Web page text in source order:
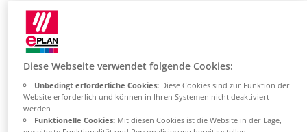
Chile
China
ZH
EN
China Taiwan
Colombia
ES
Diese Webseite verwendet folgende Cookies:
Unbedingt erforderliche Cookies:Diese Cookies sind zur Funktion der
Website erforderlich und können in Ihren Systemen nicht deaktiviert
werden
Funktionelle Cookies:Mit diesen Cookies ist die Website in der Lage,